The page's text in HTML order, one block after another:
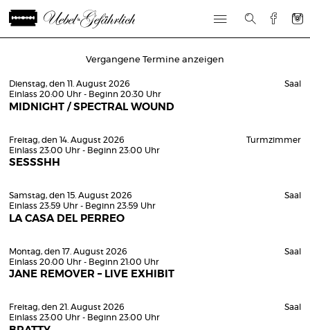
Vergangene Termine anzeigen
Dienstag, den 11. August 2026
Einlass 20:00 Uhr - Beginn 20:30 Uhr
MIDNIGHT / SPECTRAL WOUND
Saal
Freitag, den 14. August 2026
Einlass 23:00 Uhr - Beginn 23:00 Uhr
SESSSHH
Turmzimmer
Samstag, den 15. August 2026
Einlass 23:59 Uhr - Beginn 23:59 Uhr
LA CASA DEL PERREO
Saal
Montag, den 17. August 2026
Einlass 20:00 Uhr - Beginn 21:00 Uhr
JANE REMOVER – LIVE EXHIBIT
Saal
Freitag, den 21. August 2026
Einlass 23:00 Uhr - Beginn 23:00 Uhr
Saal